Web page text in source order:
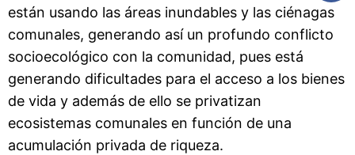
están usando las áreas inundables y las ciénagas
comunales, generando así un profundo conflicto
socioecológico con la comunidad, pues está
generando dificultades para el acceso a los bienes
de vida y además de ello se privatizan
ecosistemas comunales en función de una
acumulación privada de riqueza.